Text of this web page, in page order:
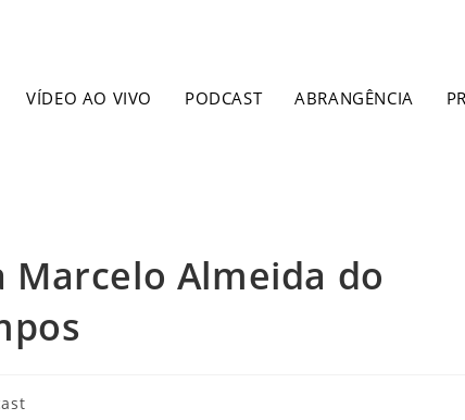
VÍDEO AO VIVO PODCAST ABRANGÊNCIA
Marcelo Almeida do